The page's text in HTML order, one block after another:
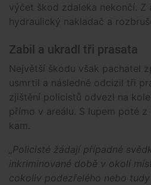
výčet škod zdaleka nekončí. Z
hydraulický nakladač a
Zabil a ukradl tři prasata
Největší škodu však pachatel
usmrtil a následně odcizil tři
zjištění policistů odvezl na
přímo v areálu. S lupem poté
kam.
„Policisté žádají případné
inkriminované době v okolí
cokoliv podezřelého nebo